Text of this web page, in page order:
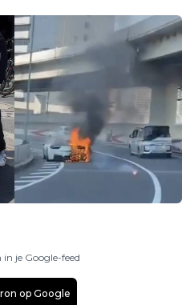
je Google-feed
op Google